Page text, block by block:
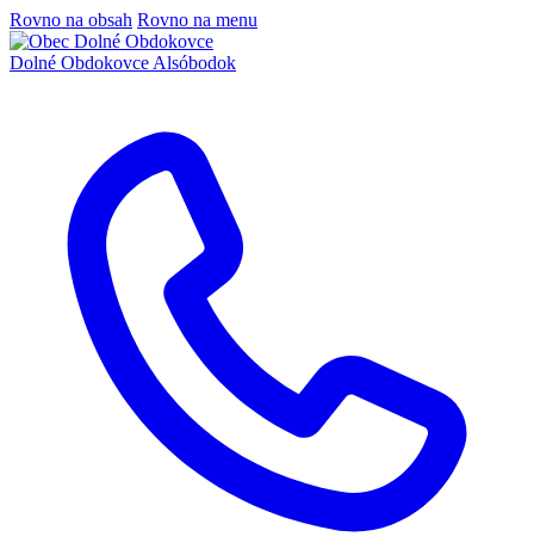
Rovno na obsah Rovno na menu
Dolné Obdokovce Alsóbodok